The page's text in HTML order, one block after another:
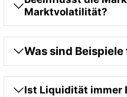
Marktvolatilität?
Was sind
Ist Liquidität immer